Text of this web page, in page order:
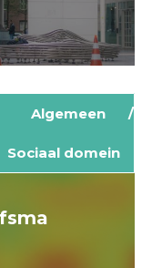
Algemeen
Sociaal domein